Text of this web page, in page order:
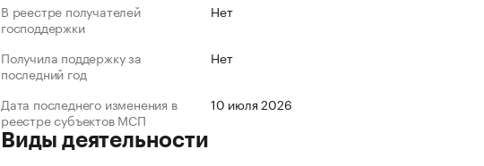
В реестре получателей
господдержки
Нет
Получила поддержку за
последний год
Нет
Дата последнего изменения в
реестре субъектов МСП
10 июля 2026
Виды деятельности